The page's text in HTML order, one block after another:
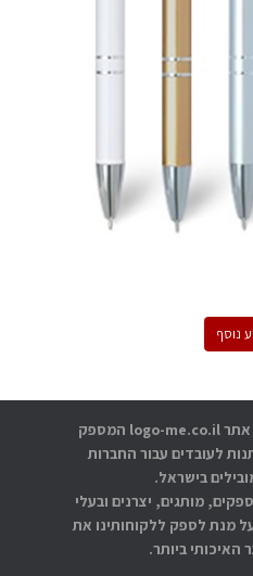
נוסף
אתוס עסקים מפעילה את אתר logo-me.co.il המספק
לעובדים עבור החברות
בישראל.
מותגים, יצרנים ובעלי
מנת לספק ללקוחותינו את
האיכותי ביותר.